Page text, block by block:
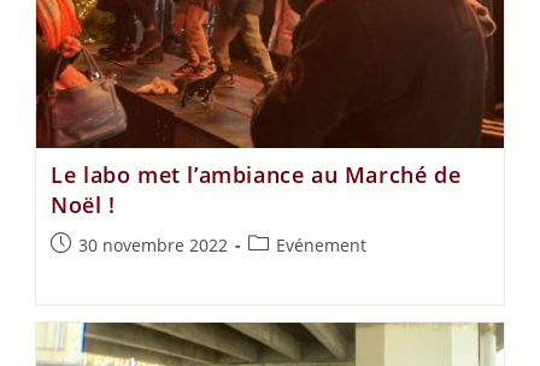
Le labo met l’ambiance au Marché de
Noël !
30 novembre 2022 Evénement